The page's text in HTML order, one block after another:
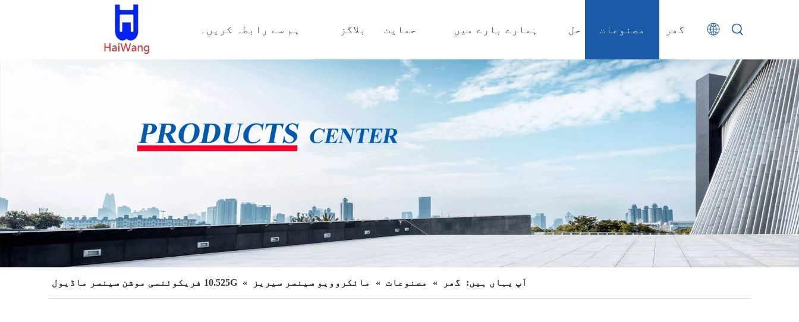
گھر مصنوعات حل ہمارے بارے میں حمایت بلاگز ہم سے رابطہ کریں۔
آپ یہاں ہیں: گھر » مصنوعات » مائکروویو سینسر سیریز » 10.525G فریکوئنسی موشن سینسر ماڈیول